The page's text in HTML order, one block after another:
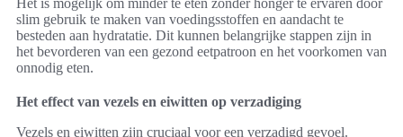
slim gebruik te maken van voedingsstoffen en aandacht te
besteden aan hydratatie. Dit kunnen belangrijke stappen zijn in
het bevorderen van een gezond eetpatroon en het voorkomen van
onnodig eten.
Het effect van vezels en eiwitten op verzadiging
Vezels en eiwitten zijn cruciaal voor een verzadigd gevoel.